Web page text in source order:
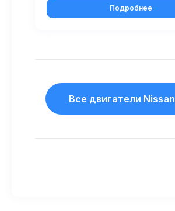
Подробнее
Все двигатели Nissan